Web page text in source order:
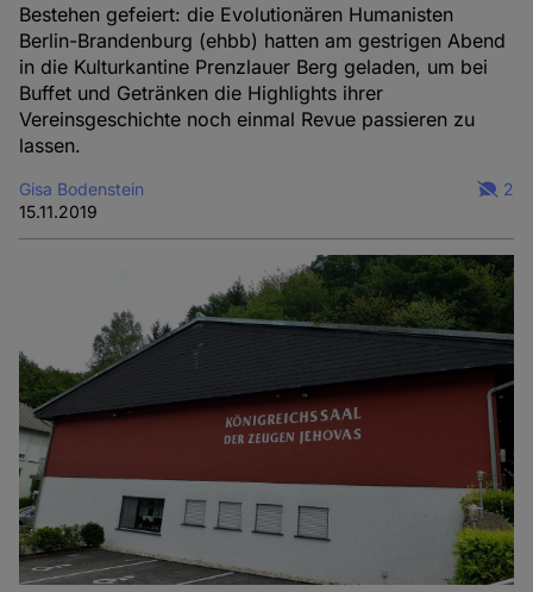
Bestehen gefeiert: die Evolutionären Humanisten
Berlin-Brandenburg (ehbb) hatten am gestrigen Abend
in die Kulturkantine Prenzlauer Berg geladen, um bei
Buffet und Getränken die Highlights ihrer
Vereinsgeschichte noch einmal Revue passieren zu
lassen.
Gisa Bodenstein
15.11.2019
2
Cookies